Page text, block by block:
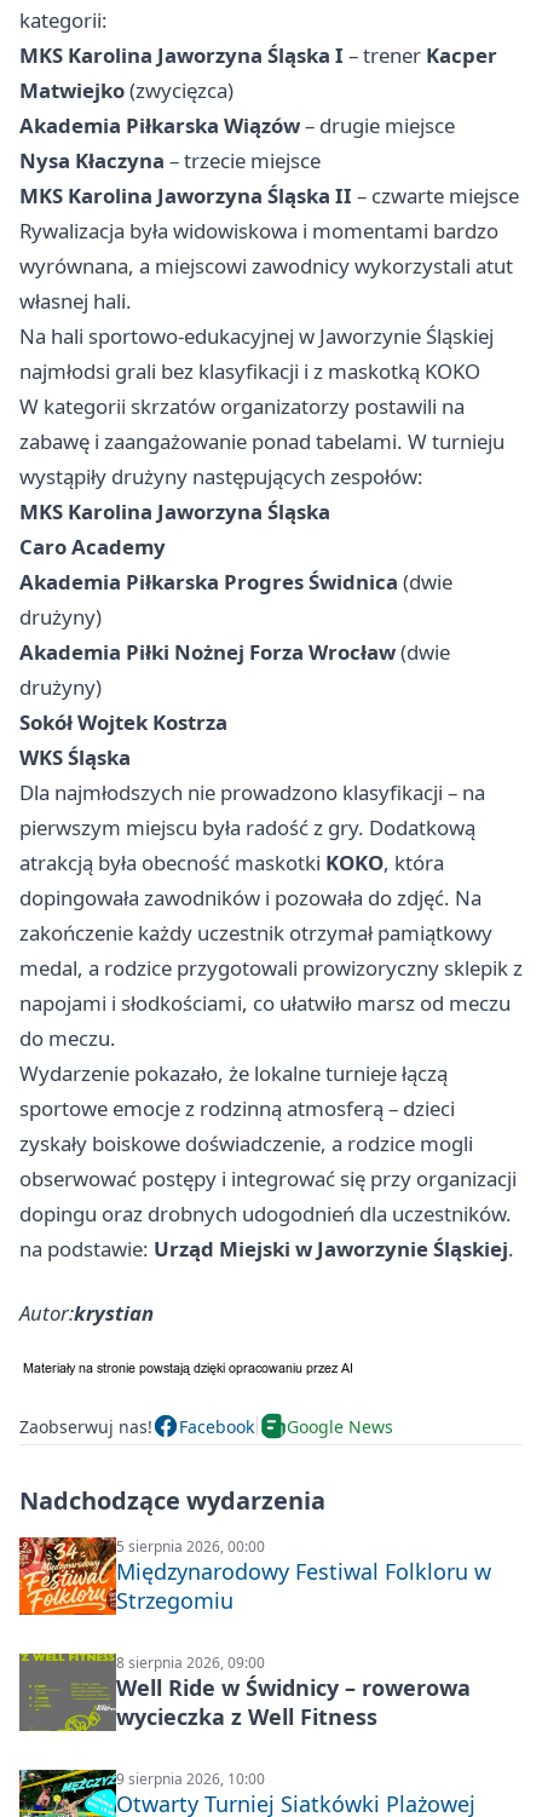
kategorii:
MKS Karolina Jaworzyna Śląska I – trener Kacper
Matwiejko(zwycięzca)
Akademia Piłkarska Wiązów– drugie miejsce
Nysa Kłaczyna – trzecie miejsce
MKS Karolina Jaworzyna Śląska II – czwarte miejsce
Rywalizacja była widowiskowa i momentami bardzo
wyrównana, a miejscowi zawodnicy wykorzystali atut
własnej hali.
Na hali sportowo-edukacyjnej w Jaworzynie Śląskiej
najmłodsi grali bez klasyfikacji i z maskotką KOKO
W kategorii skrzatów organizatorzy postawili na
zabawę i zaangażowanie ponad tabelami. W turnieju
wystąpiły drużyny następujących zespołów:
MKS Karolina Jaworzyna Śląska
Caro Academy
Akademia Piłkarska Progres Świdnica (dwie
drużyny)
Akademia Piłki Nożnej Forza Wrocław(dwie
drużyny)
Sokół Wojtek Kostrza
WKS Śląska
Dla najmłodszych nie prowadzono klasyfikacji – na
pierwszym miejscu była radość z gry. Dodatkową
atrakcją była obecność maskotki KOKO, która
dopingowała zawodników i pozowała do zdjęć. Na
zakończenie każdy uczestnik otrzymał pamiątkowy
medal, a rodzice przygotowali prowizoryczny sklepik z
napojami i słodkościami, co ułatwiło marsz od meczu
do meczu.
Wydarzenie pokazało, że lokalne turnieje łączą
sportowe emocje z rodzinną atmosferą – dzieci
zyskały boiskowe doświadczenie, a rodzice mogli
obserwować postępy i integrować się przy organizacji
dopingu oraz drobnych udogodnień dla uczestników.
na podstawie: Urząd Miejski w Jaworzynie Śląskiej.
Autor:krystian
Zaobserwuj nas! Facebook Google News
Nadchodzące wydarzenia
5 sierpnia 2026, 00:00
Międzynarodowy Festiwal Folkloru w
Strzegomiu
8 sierpnia 2026, 09:00
Well Ride w Świdnicy – rowerowa
wycieczka z Well Fitness
9 sierpnia 2026, 10:00
Otwarty Turniej Siatkówki Plażowej